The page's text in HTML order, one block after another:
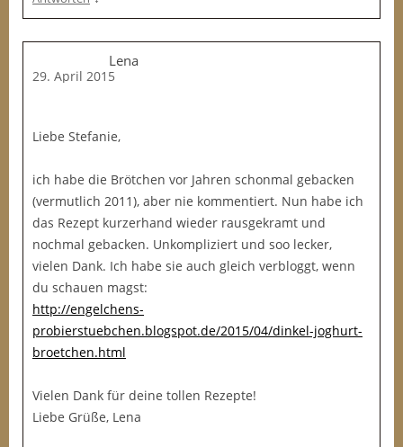
Lena
29. April 2015
Liebe Stefanie,
ich habe die Brötchen vor Jahren schonmal gebacken
(vermutlich 2011), aber nie kommentiert. Nun habe ich
das Rezept kurzerhand wieder rausgekramt und
nochmal gebacken. Unkompliziert und soo lecker,
vielen Dank. Ich habe sie auch gleich verbloggt, wenn
du schauen magst:
http://engelchens-
probierstuebchen.blogspot.de/2015/04/dinkel-joghurt-
broetchen.html
Vielen Dank für deine tollen Rezepte!
Liebe Grüße, Lena